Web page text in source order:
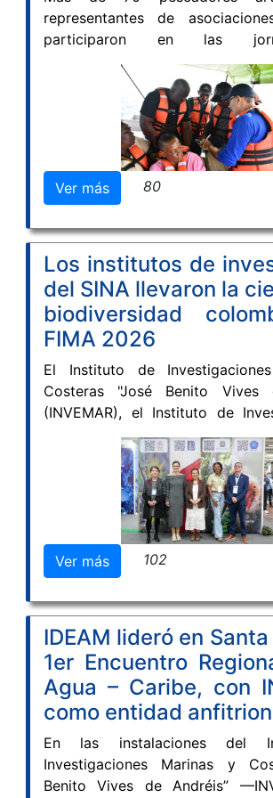
representantes de
participaron en las
fortalecimiento de
lideradas por INVEMAR y
el propósito de ampliar sus
navegación y en el uso de
aplicadas a la pesca.
Ver más 80
Los institutos de
del SINA llevaron la
biodiversidad
FIMA 2026
El Instituto de
Costeras "José Benito Vives
(INVEMAR), el Instituto de
Recursos Biológicos Alexander
el Instituto Amazónico de
Científicas SINCHI y el
Investigaciones Ambientales del
Von Neumann" (IIAP)
articulada en la IX Feria
Ambiente (FIMA 2026), uno de
más importantes del país para
diálogo entre la ciencia, la
sostenibilidad.
Ver más 102
IDEAM lideró en
1er Encuentro
Agua – Caribe, con
como entidad
En las instalaciones del
Investigaciones Marinas y
Benito Vives de Andréis”